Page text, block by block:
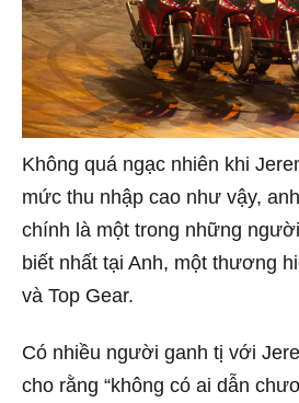
Không quá ngạc nhiên khi
mức thu nhập cao như vậy,
chính là một trong những
biết nhất tại Anh, một thương
và Top Gear.
Có nhiều người ganh tị với
cho rằng “không có ai dẫn